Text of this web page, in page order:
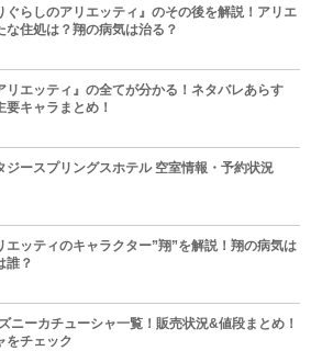
ぐらしのアリエッティ』のその後を解説！アリエ
な住処は？翔の病気は治る？
リエッティ』の全てが分かる！ネタバレあらす
要キャラまとめ！
ジースプリングスホテル 空室情報・予約状況
エッティのキャラクター”翔”を解説！翔の病気は
誰？
ニーカチューシャ一覧！販売状況&値段まとめ！
をチェック